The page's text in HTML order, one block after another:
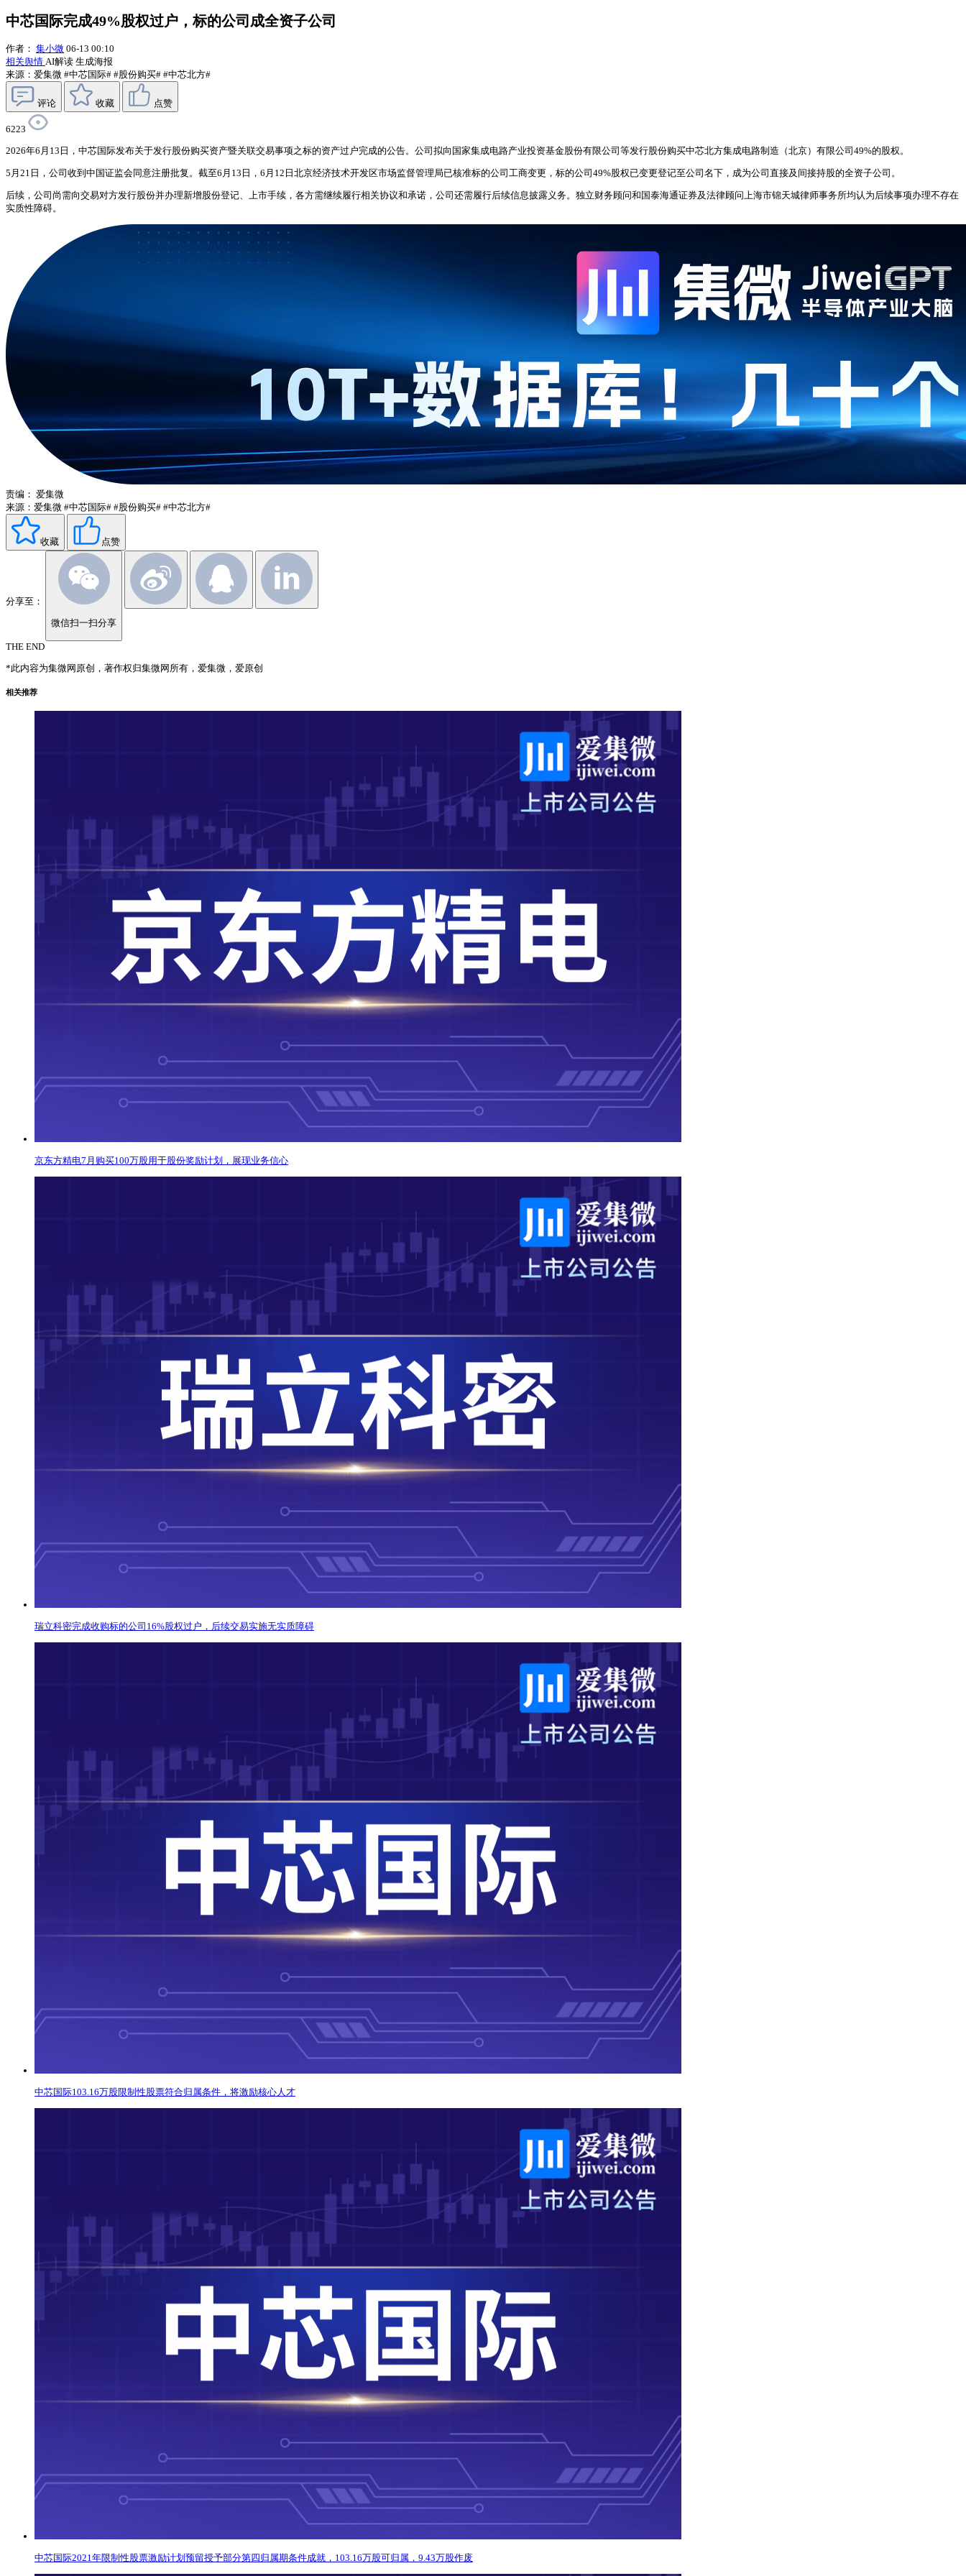
中芯国际完成49%股权过户，标的公司成全资子公司
作者： 集小微 06-13 00:10
相关舆情 AI解读 生成海报
来源：爱集微 #中芯国际# #股份购买# #中芯北方#
评论 收藏 点赞
6223
2026年6月13日，中芯国际发布关于发行股份购买资产暨关联交易事项之标的资产过户完成的公告。公司拟向国家集成电路产业投资基金股份有限公司等发行股份购买中芯北方集成电路制造（北京）有限公司49%的股权。
5月21日，公司收到中国证监会同意注册批复。截至6月13日，6月12日北京经济技术开发区市场监督管理局已核准标的公司工商变更，标的公司49%股权已变更登记至公司名下，成为公司直接及间接持股的全资子公司。
后续，公司尚需向交易对方发行股份并办理新增股份登记、上市手续，各方需继续履行相关协议和承诺，公司还需履行后续信息披露义务。独立财务顾问和国泰海通证券及法律顾问上海市锦天城律师事务所均认为后续事项办理不存在
实质性障碍。
责编： 爱集微
来源：爱集微 #中芯国际# #股份购买# #中芯北方#
收藏 点赞
分享至：
微信扫一扫分享
THE END
*此内容为集微网原创，著作权归集微网所有，爱集微，爱原创
相关推荐
京东方精电7月购买100万股用于股份奖励计划，展现业务信心
瑞立科密完成收购标的公司16%股权过户，后续交易实施无实质障碍
中芯国际103.16万股限制性股票符合归属条件，将激励核心人才
中芯国际2021年限制性股票激励计划预留授予部分第四归属期条件成就，103.16万股可归属，9.43万股作废